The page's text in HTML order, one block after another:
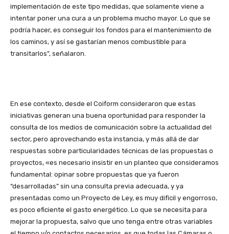
implementación de este tipo medidas, que solamente viene a
intentar poner una cura a un problema mucho mayor. Lo que se
podría hacer, es conseguir los fondos para el mantenimiento de
los caminos, y así se gastarían menos combustible para
transitarlos”, señalaron.
En ese contexto, desde el Coiform consideraron que estas
iniciativas generan una buena oportunidad para responder la
consulta de los medios de comunicación sobre la actualidad del
sector, pero aprovechando esta instancia, y más allá de dar
respuestas sobre particularidades técnicas de las propuestas o
proyectos, «es necesario insistir en un planteo que consideramos
fundamental: opinar sobre propuestas que ya fueron
“desarrolladas” sin una consulta previa adecuada, y ya
presentadas como un Proyecto de Ley, es muy difícil y engorroso,
es poco eficiente el gasto energético. Lo que se necesita para
mejorar la propuesta, salvo que uno tenga entre otras variables